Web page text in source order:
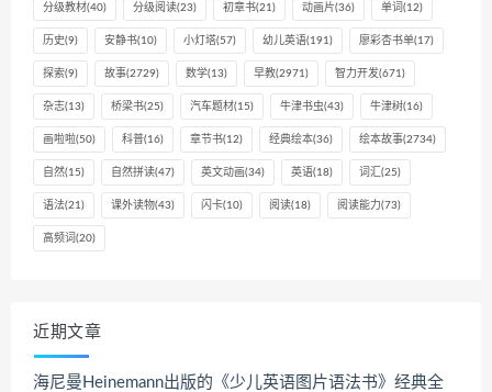
分级教材(40) 分级阅读(23) 初章书(21) 动画片(36) 单词 (12)
历史(9) 安静书(10) 小灯塔(57) 幼儿英语(191) 廖彩杏书单(17)
探索(9) 故事(2729) 数学(13) 早教(2971) 智力开发(671)
杂志(13) 桥梁书(25) 汽车题材(15) 牛津书虫(43) 牛津树(16)
画啦啦(50) 科普(16) 章节书(12) 经典绘本(36) 绘本故事(2734)
自然(15) 自然拼读(47) 英文动画(34) 英语(18) 词汇 (25)
语法(21) 课外读物(43) 闪卡(10) 阅读(18) 阅读能力 (73)
高频词 (20)
近期文章
海尼曼Heinemann出版的《少儿英语图片语法书》经典全